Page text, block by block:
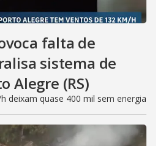
falta de
sistema de
Alegre (RS)
deixam quase 400 mil sem energia